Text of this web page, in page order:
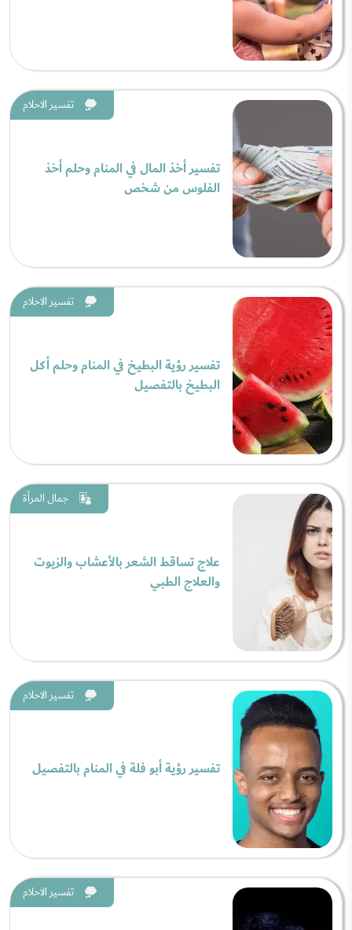
تفسير الاحلام
تفسير أخذ المال في المنام وحلم أخذ
الفلوس من شخص
تفسير الاحلام
تفسير رؤية البطيخ في المنام وحلم أكل
البطيخ بالتفصيل
جمال المرأة
علاج تساقط الشعر بالأعشاب والزيوت
والعلاج الطبي
تفسير الاحلام
تفسير رؤية أبو فلة في المنام بالتفصيل
تفسير الاحلام